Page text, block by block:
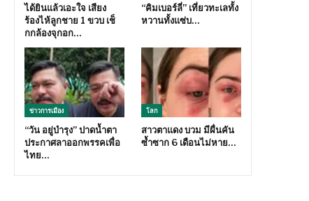
ได้ยินแล้วเอะใจ เสียง
ร้องไห้ลูกชาย 1 ขวบ เช็
กกล้องจุกอก…
“คิมเบอร์ลี่” เที่ยวทะเลทั้ง
หวานทั้งแซ่บ…
ข่าวการเมือง
“วัน อยู่บำรุง” ปาดน้ำตา
ประกาศลาออกพรรคเพื่อ
ไทย…
โลก
สาวตาแดง บวม มีผื่นคัน
ซ้ำซาก 6 เดือนไม่หาย…